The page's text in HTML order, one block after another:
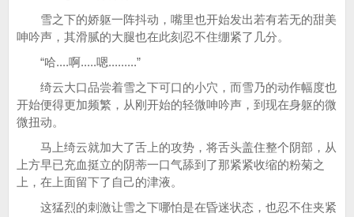
雪之下的娇躯一阵抖动，嘴里也开始发出若有若无的甜美
呻吟声，其滑腻的大腿也在此刻忍不住绷紧了几分。
“哈....啊.....嗯.........”
绮云大口品尝着雪之下可口的小穴，而雪乃的动作幅度也
开始便得更加频繁，从刚开始的轻微呻吟声，到现在身躯的微
微扭动。
马上绮云就加大了舌上的攻势，将舌头盖住整个阴部，从
上方早已充血挺立的阴蒂一口气舔到了那紧紧收缩的粉菊之
上，在上面留下了自己的津液。
这猛烈的刺激让雪之下哪怕是在昏迷状态，也忍不住夹紧